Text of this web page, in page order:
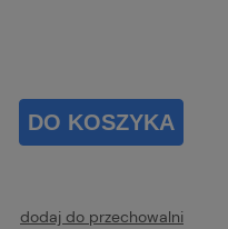
DO KOSZYKA
dodaj do przechowalni